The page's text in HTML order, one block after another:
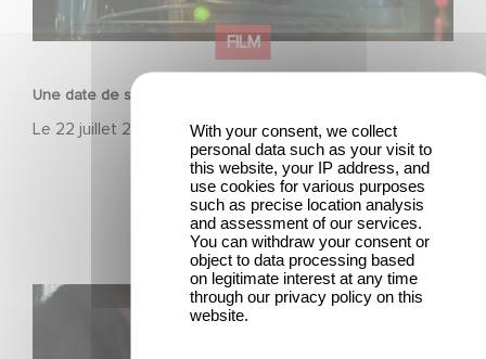
FILM
Une date de sortie pour le nouveau film de Franck Dubosc
Le 22 juillet 2026
Une nouvelle comédie avec Baptiste Lecaplain et José
With your consent, we collect
personal data such as your visit to
this website, your IP address, and
use cookies for various purposes
such as precise location analysis
and assessment of our services.
You can withdraw your consent or
object to data processing based
on legitimate interest at any time
through our privacy policy on this
website.